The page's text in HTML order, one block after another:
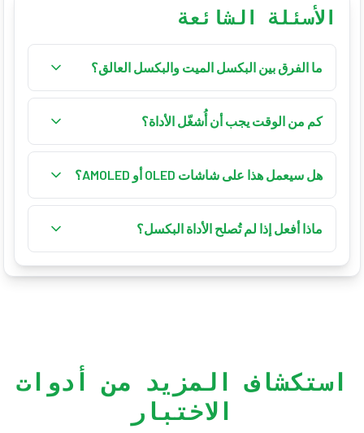
الأسئلة الشائعة
ما الفرق بين البكسل الميت والبكسل العالق؟
لا يتلقى البكسل الميت أي إشارة كهربائية ويظهر أسود
بشكل دائم — البرمجيات لا تستطيع إصلاحه. أما البكسل
كم من الوقت يجب أن أُشغّل الأداة؟
شغّل الأداة 20–30 دقيقة في كل جلسة. إن لم يستجب
البكسل، حاوِل مجدداً بعد استراحة. تستجيب معظم
فالبكسل على الأرجح عالق بشكل دائم أو ميت.
هل سيعمل هذا على شاشات OLED أو AMOLED؟
صُمِّم التنقل السريع بين الألوان لشاشات LCD/IPS
حيث يمكن إعادة تنشيط البلورات السائلة. تستخدم
مختلفة، لذا نادراً ما تفيد هذه الطريقة — اتصل بالشركة
ماذا أفعل إذا لم تُصلح الأداة البكسل؟
بقماش ناعم أثناء تشغيل الأداة. إن فشل ذلك، اتصل
استكشاف المزيد من أدوات
الاختبار